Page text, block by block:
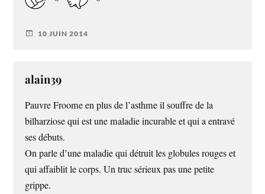
10 JUIN 2014
alain39
Pauvre Froome en plus de l’asthme il souffre de la
bilharziose qui est une maladie incurable et qui a entravé
ses débuts.
On parle d’une maladie qui détruit les globules rouges et
qui affaiblit le corps. Un truc sérieux pas une petite
grippe.